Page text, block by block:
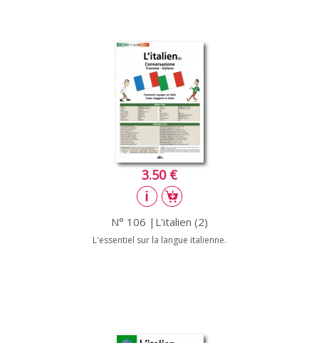
3.50 €
N° 106 |L'italien (2)
L'essentiel sur la langue italienne.